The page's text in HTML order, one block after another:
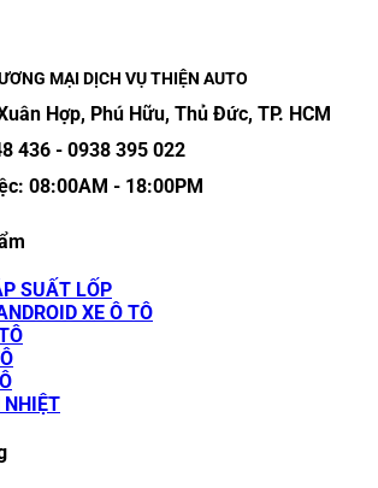
MẠI DỊCH VỤ THIỆN AUTO
Hợp, Phú Hữu, Thủ Đức, TP. HCM
436 - 0938 395 022
08:00AM - 18:00PM
SUẤT LỐP
XE Ô TÔ
NHIỆT